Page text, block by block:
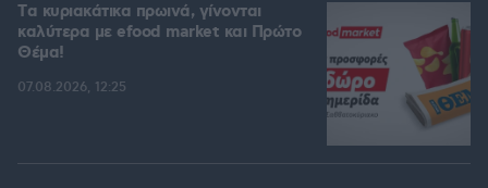
Tα κυριακάτικα πρωινά, γίνονται
καλύτερα με efood market και Πρώτο
Θέμα!
07.08.2026, 12:25